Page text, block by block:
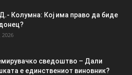
Колумна: Кој има право да биде
2026
сведоштво – Дали
е единствениот виновник?